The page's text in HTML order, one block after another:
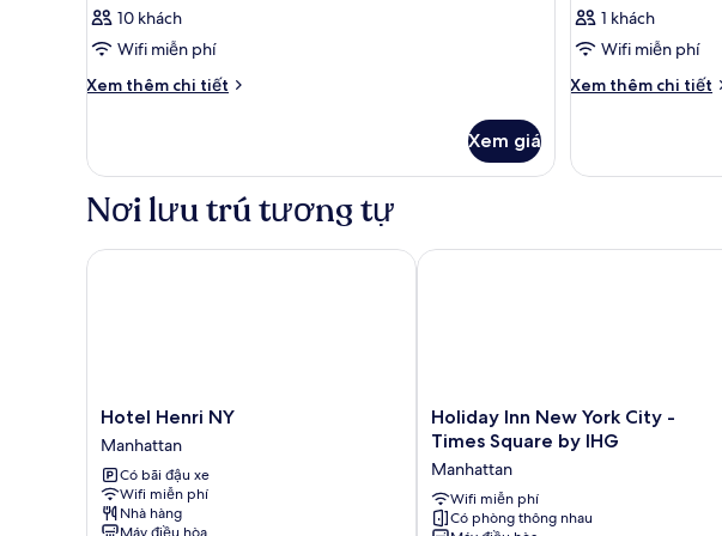
10 khách
Wifi miễn phí
Xem thêm chi tiết
Chi
Phòng
Xem giá
1 khách
Wifi miễn phí
Xem thêm chi tiết
Chi
Phòng
Nơi lưu trú tương tự
Hotel
Henri
NY
Manhattan
Hotel Henri NY
Manhattan
Có bãi đậu xe
Wifi miễn phí
Nhà hàng
Hotel Henri NY
Holiday
Inn
York
City
-
Holiday Inn New York City -
Times Square by IHG
Manhattan
Wifi miễn phí
Có phòng thông nhau
Holiday Inn New York City - Times